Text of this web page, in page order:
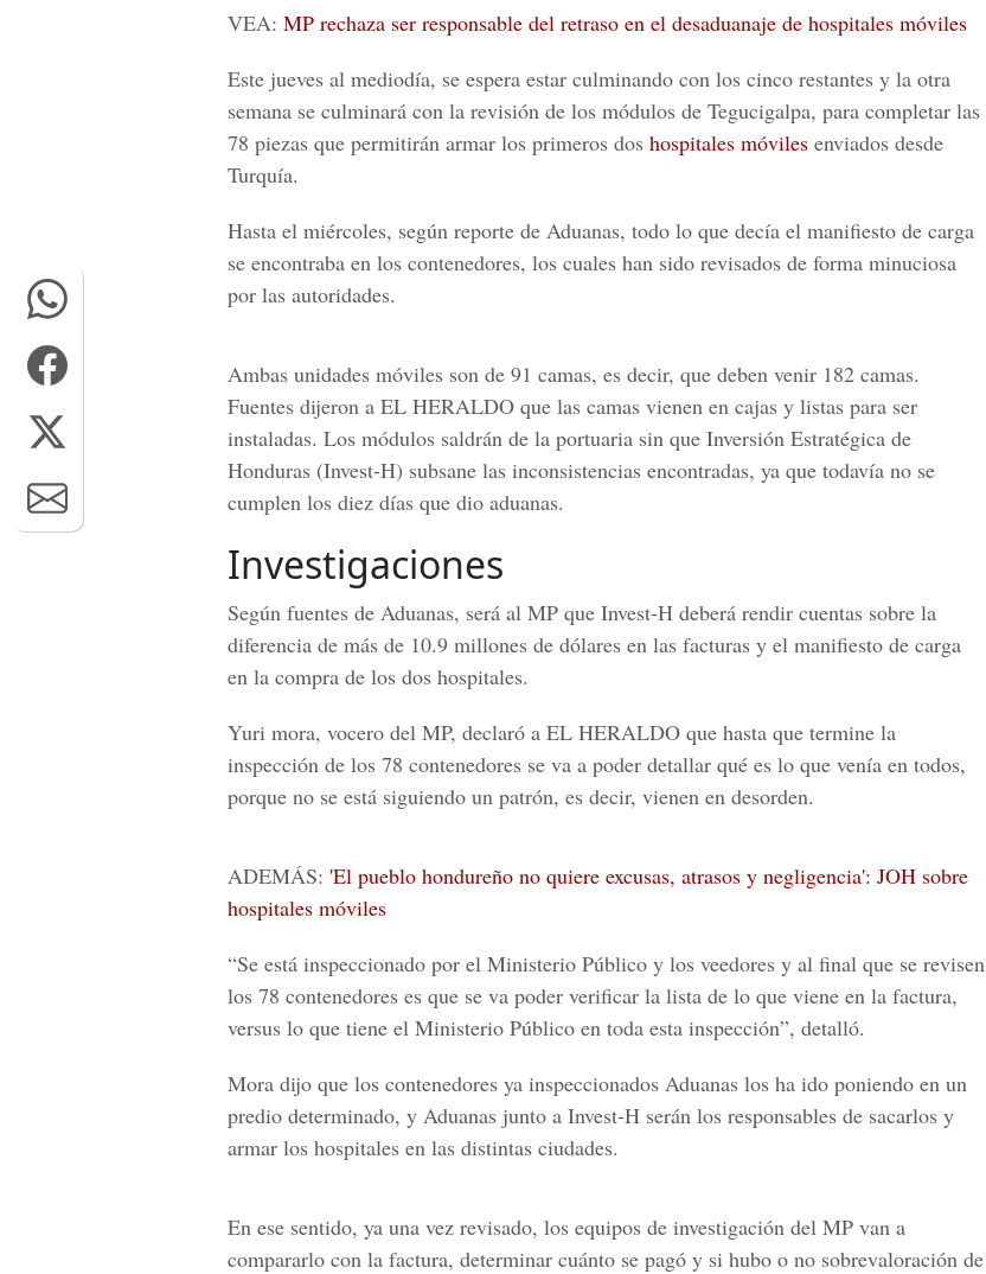
VEA: MP rechaza ser responsable del retraso en el desaduanaje de hospitales móviles
Este jueves al mediodía, se espera estar culminando con los cinco restantes y la otra
semana se culminará con la revisión de los módulos de Tegucigalpa, para completar las
78 piezas que permitirán armar los primeros dos hospitales móviles enviados desde
Turquía.
Hasta el miércoles, según reporte de Aduanas, todo lo que decía el manifiesto de carga
se encontraba en los contenedores, los cuales han sido revisados de forma minuciosa
por las autoridades.
Ambas unidades móviles son de 91 camas, es decir, que deben venir 182 camas.
Fuentes dijeron a EL HERALDO que las camas vienen en cajas y listas para ser
instaladas. Los módulos saldrán de la portuaria sin que Inversión Estratégica de
Honduras (Invest-H) subsane las inconsistencias encontradas, ya que todavía no se
cumplen los diez días que dio aduanas.
Investigaciones
Según fuentes de Aduanas, será al MP que Invest-H deberá rendir cuentas sobre la
diferencia de más de 10.9 millones de dólares en las facturas y el manifiesto de carga
en la compra de los dos hospitales.
Yuri mora, vocero del MP, declaró a EL HERALDO que hasta que termine la
inspección de los 78 contenedores se va a poder detallar qué es lo que venía en todos,
porque no se está siguiendo un patrón, es decir, vienen en desorden.
ADEMÁS: 'El pueblo hondureño no quiere excusas, atrasos y negligencia': JOH sobre
hospitales móviles
“Se está inspeccionado por el Ministerio Público y los veedores y al final que se revisen
los 78 contenedores es que se va poder verificar la lista de lo que viene en la factura,
versus lo que tiene el Ministerio Público en toda esta inspección”, detalló.
Mora dijo que los contenedores ya inspeccionados Aduanas los ha ido poniendo en un
predio determinado, y Aduanas junto a Invest-H serán los responsables de sacarlos y
armar los hospitales en las distintas ciudades.
En ese sentido, ya una vez revisado, los equipos de investigación del MP van a
compararlo con la factura, determinar cuánto se pagó y si hubo o no sobrevaloración de